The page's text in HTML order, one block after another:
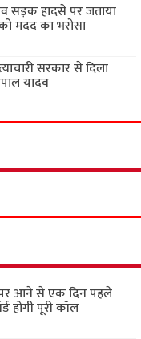
सड़क हादसे पर जताया
मदद का भरोसा
सरकार से दिला
यादव
आने से एक दिन पहले
होगी पूरी कॉल